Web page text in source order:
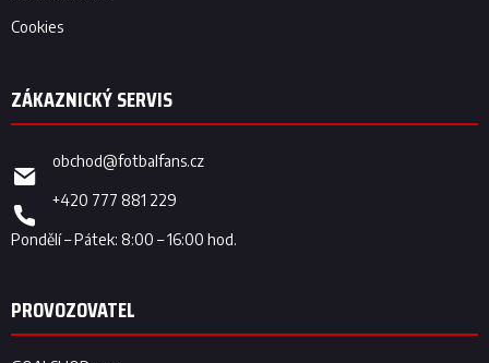
Cookies
obchod@fotbalfans.cz
+420 777 881 229